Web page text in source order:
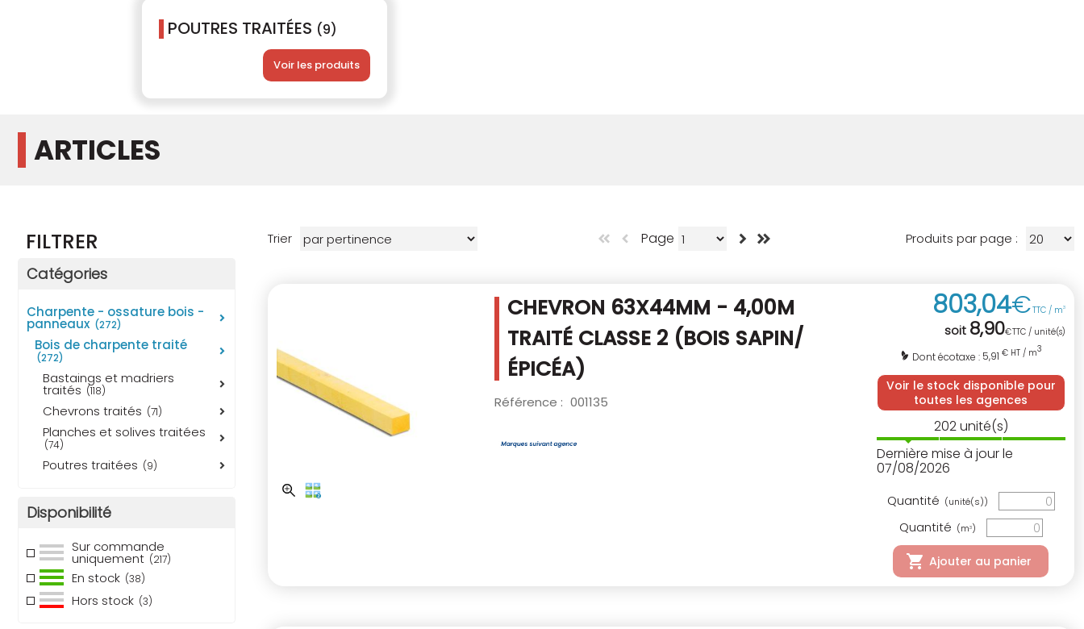
POUTRES TRAITÉES (9)
Voir les produits
ARTICLES
FILTRER
Catégories
charpente - ossature bois -
panneaux (272)
bois de charpente traité
(272)
bastaings et madriers
traités (118)
chevrons traités (71)
planches et solives traitées
(74)
poutres traitées (9)
Disponibilité
Sur commande
uniquement (217)
En stock (38)
Hors stock (3)
Trier Page Produits par page :
CHEVRON 63X44MM - 4,00M
TRAITÉ CLASSE 2 (BOIS SAPIN/
ÉPICÉA)
Référence : 001135
803,04€TTC / m3
soit 8,90€TTC / unité(s)
Dont écotaxe : 5,91 € HT / m3
Voir le stock disponible pour
toutes les agences
202unité(s)
Dernière mise à jour le
07/08/2026
Quantité (unité(s))
Quantité (m3)
Ajouter au panier